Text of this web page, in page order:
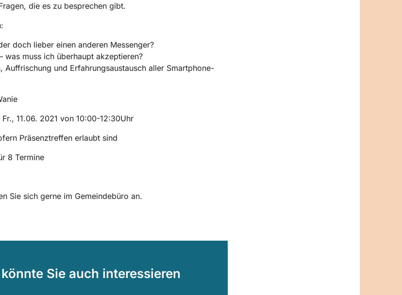
die es zu besprechen gibt.
doch lieber einen anderen Messenger?
was muss ich überhaupt akzeptieren?
Auffrischung und Erfahrungsaustausch aller Smartphone-
11.06. 2021 von 10:00-12:30Uhr
Präsenztreffen erlaubt sind
8 Termine
Sie sich gerne im Gemeindebüro an.
Sie auch interessieren